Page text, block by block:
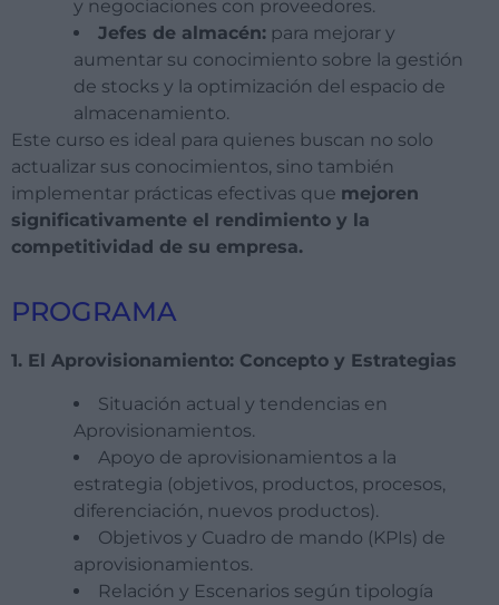
y negociaciones con proveedores.
Jefes de almacén: para mejorar y
aumentar su conocimiento sobre la gestión
de stocks y la optimización del espacio de
almacenamiento.
Este curso es ideal para quienes buscan no solo
actualizar sus conocimientos, sino también
implementar prácticas efectivas que mejoren
significativamente el rendimiento y la
competitividad de su empresa.
PROGRAMA
1. El Aprovisionamiento: Concepto y Estrategias
Situación actual y tendencias en
Aprovisionamientos.
Apoyo de aprovisionamientos a la
estrategia (objetivos, productos, procesos,
diferenciación, nuevos productos).
Objetivos y Cuadro de mando (KPIs) de
aprovisionamientos.
Relación y Escenarios según tipología